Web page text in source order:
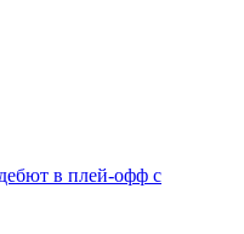
в плей-офф с